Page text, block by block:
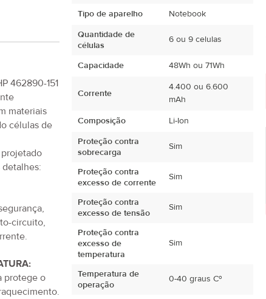
462890-151
materiais
células de
circuito,
protege o
Tipo de aparelho
Notebook
Quantidade de
células
6 ou 9 celulas
Capacidade 48Wh ou 71Wh
Corrente
4.400 ou 6.600
mAh
Composição
Li-Ion
Proteção contra
sobrecarga
Sim
Proteção contra
excesso de corrente
Sim
Proteção contra
excesso de tensão
Sim
Proteção contra
excesso de
temperatura
Sim
Temperatura de
operação
0-40 graus Cº